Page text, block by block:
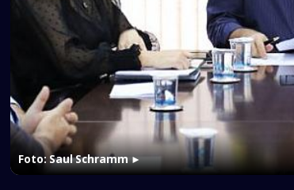
Foto: Saul Schramm►